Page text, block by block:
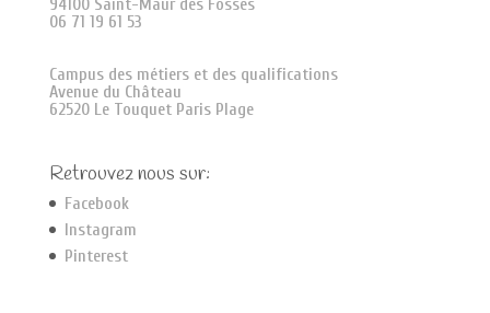
94100 Saint-Maur des Fossés
06 71 19 61 53
Campus des métiers et des qualifications
Avenue du Château
62520 Le Touquet Paris Plage
Retrouvez nous sur:
Facebook
Instagram
Pinterest